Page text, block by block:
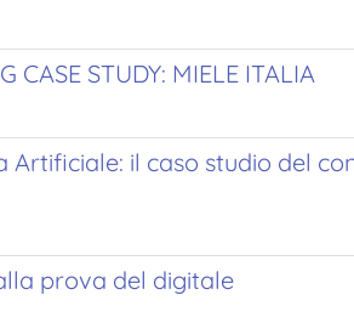
CASE STUDY: MIELE ITALIA
Artificiale: il caso studio del
prova del digitale